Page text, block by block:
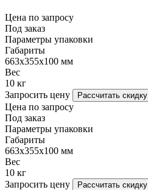
Цена по запросу
Под заказ
Параметры упаковки
Габариты
663х355х100 мм
Вес
10 кг
Запросить цену
Рассчитать скидку
Цена по запросу
Под заказ
Параметры упаковки
Габариты
663х355х100 мм
Вес
10 кг
Запросить цену
Рассчитать скидку